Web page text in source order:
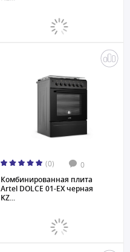
(0) 0
Комбинированная плита
Artel DOLCE 01-EX черная
KZ...